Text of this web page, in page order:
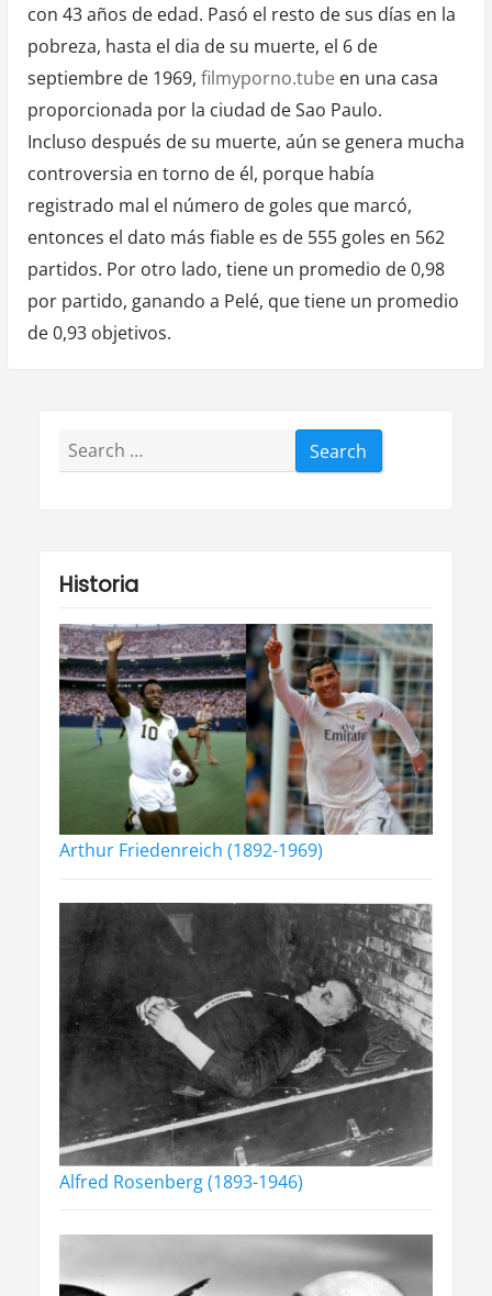
con 43 años de edad. Pasó el resto de sus días en la
pobreza, hasta el dia de su muerte, el 6 de
septiembre de 1969, filmyporno.tubeen una casa
proporcionada por la ciudad de Sao Paulo.
Incluso después de su muerte, aún se genera mucha
controversia en torno de él, porque había
registrado mal el número de goles que marcó,
entonces el dato más fiable es de 555 goles en 562
partidos. Por otro lado, tiene un promedio de 0,98
por partido, ganando a Pelé, que tiene un promedio
de 0,93 objetivos.
Search
for:
Historia
Arthur Friedenreich (1892-1969)
Alfred Rosenberg (1893-1946)